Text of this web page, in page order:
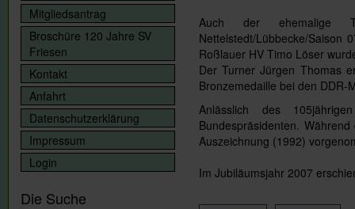
Auch der ehemalige
Nettelstedt/Lübbecke/Saison
Roßlauer HV Timo Löser
Der Turner Jürgen Thomas
Bronzemedaille bei den DDR-
Anlässlich des
Bundespräsidenten.
Auszeichnung (1992)
Im Jubiläumsjahr 2007
Mitgliedsantrag
Broschüre 120 Jahre SV
Friesen
Kontakt
Anfahrt
Datenschutzerklärung
Impressum
Login
Die Suche